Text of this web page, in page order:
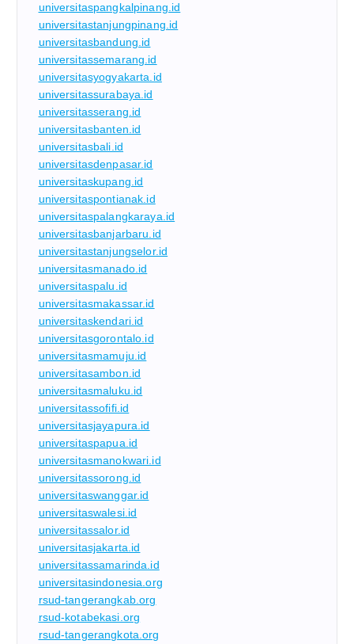
universitaspangkalpinang.id
universitastanjungpinang.id
universitasbandung.id
universitassemarang.id
universitasyogyakarta.id
universitassurabaya.id
universitasserang.id
universitasbanten.id
universitasbali.id
universitasdenpasar.id
universitaskupang.id
universitaspontianak.id
universitaspalangkaraya.id
universitasbanjarbaru.id
universitastanjungselor.id
universitasmanado.id
universitaspalu.id
universitasmakassar.id
universitaskendari.id
universitasgorontalo.id
universitasmamuju.id
universitasambon.id
universitasmaluku.id
universitassofifi.id
universitasjayapura.id
universitaspapua.id
universitasmanokwari.id
universitassorong.id
universitaswanggar.id
universitaswalesi.id
universitassalor.id
universitasjakarta.id
universitassamarinda.id
universitasindonesia.org
rsud-tangerangkab.org
rsud-kotabekasi.org
rsud-tangerangkota.org